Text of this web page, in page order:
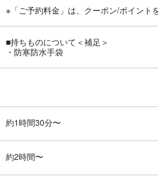
※「ご予約料金」は、クーポン/ポイント
■持ちものについて＜補足＞
・防寒防水手袋
約1時間30分〜
約2時間〜